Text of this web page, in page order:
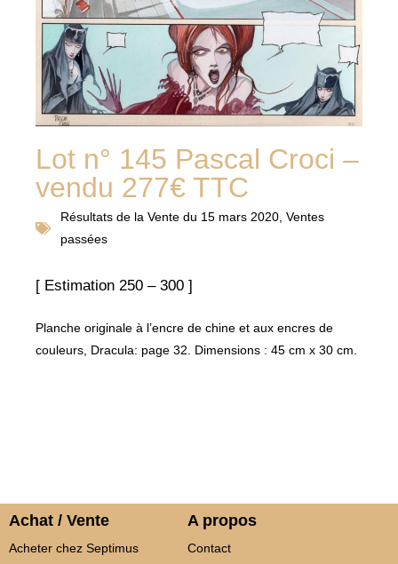
Lot n° 145 Pascal Croci –
vendu 277€ TTC
Résultats de la Vente du 15 mars 2020 Ventes
passées
[ Estimation 250 – 300 ]
Planche originale à l’encre de chine et aux encres de
couleurs, Dracula: page 32. Dimensions : 45 cm x 30 cm.
Achat / Vente
Acheter chez Septimus
A propos
Contact